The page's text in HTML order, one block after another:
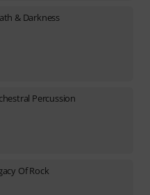
& Darkness
Percussion
Of Rock